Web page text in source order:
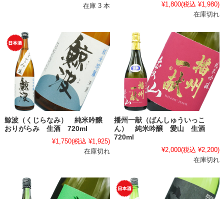
在庫 3 本 ¥1,800(税込 ¥1,980)
在庫切れ
鯨波（くじらなみ） 純米吟醸
おりがらみ 生酒 720ml
¥1,750(税込 ¥1,925)
在庫切れ
播州一献（ばんしゅういっこ
ん） 純米吟醸 愛山 生酒
720ml
¥2,000(税込 ¥2,200)
在庫切れ